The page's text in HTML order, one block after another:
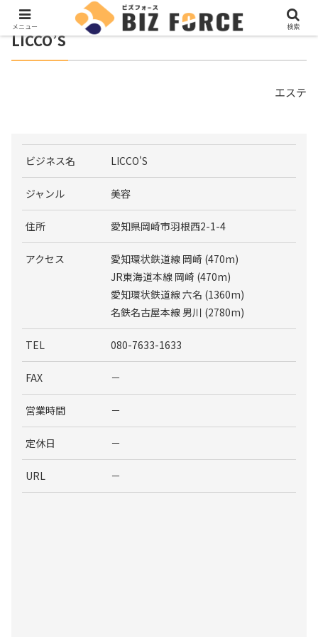
LICCO’S
エステ
ビジネス名 LICCO'S
ジャンル 美容
住所 愛知県岡崎市羽根西2-1-4
アクセス
愛知環状鉄道線 岡崎 (470m)
JR東海道本線 岡崎 (470m)
愛知環状鉄道線 六名 (1360m)
名鉄名古屋本線 男川 (2780m)
TEL 080-7633-1633
FAX －
営業時間 －
定休日 －
URL －
メニュー 検索